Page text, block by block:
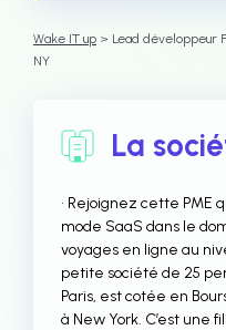
Wake IT up > Lead développeur
NY
La
• Rejoignez cette PME
mode SaaS dans le
voyages en ligne au
petite société de 25
Paris, est cotée en
à New York. C’est une